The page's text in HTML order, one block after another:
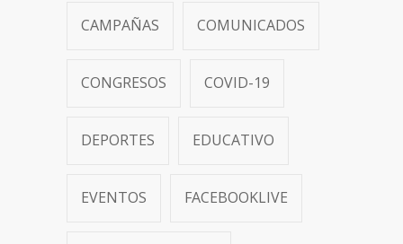
CAMPAÑAS COMUNICADOS
CONGRESOS COVID-19
DEPORTES EDUCATIVO
EVENTOS FACEBOOKLIVE